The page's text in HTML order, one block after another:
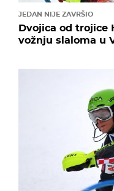
JEDAN NIJE ZAVRŠIO
Dvojica od trojice
vožnju slaloma u